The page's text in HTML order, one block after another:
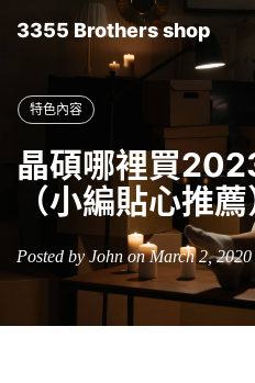
3355 Brothers shop
特色內容
晶碩哪裡買
（小編貼心推
Posted by John on March 2, 2020